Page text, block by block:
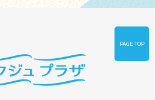
PAGE TOP